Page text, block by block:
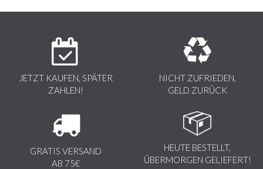
JETZT KAUFEN, SPÄTER
ZAHLEN!
NICHT ZUFRIEDEN,
GELD ZURÜCK
GRATIS VERSAND
AB 75€
HEUTE BESTELLT,
ÜBERMORGEN GELIEFERT!